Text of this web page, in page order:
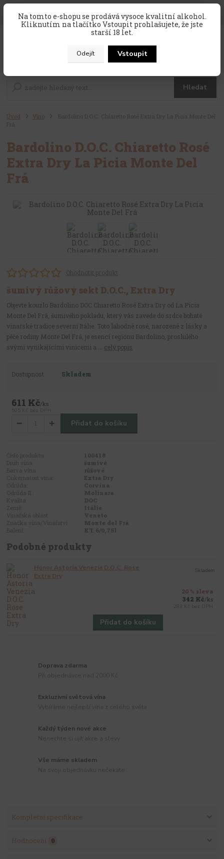
zahraniční produkty, které nejsou v akci !
Na tomto e-shopu se prodává vysoce kvalitní alkohol.
Kliknutím na tlačítko Vstoupit prohlašujete, že jste
starší 18 let.
Odejít Vstoupit
CZK
Hledat
Úvod Víno
Bardolino D.O.C. Chiaretto Rosé
Extra Dry La Picia Monte Del
Frá
šumivý růžový sekt D.O.C., Extra Dry
Objevte kouzlo Bardolino DOC Chiaretto Rosé Extra Dry od La Picia
Monte Del Frá, šumivého pokladu, který vás zavede do srdce bohaté
vinařské tradice severní Itálie. Toto lahodné rosé, narozené z lásky a
péče rodiny Monte Del Frá, je esencí regionu Bardolino, proslulého
svými vynikajícími vinicemi a ... celý popis
Dostupnost Skladem
611 Kč/ks
Přidat do košíku
Podobné produkty
Honor Astoria Venezia D.O.C. Rose
Extra Dry
20 % sleva
342 Kč/ks
Skladem
Přidat do košíku
Doprava zdarma
Exkluzivní světová vína
Každý týden nové akce
Vše máme skladem
Kompletní specifikace
Hodnocení 0